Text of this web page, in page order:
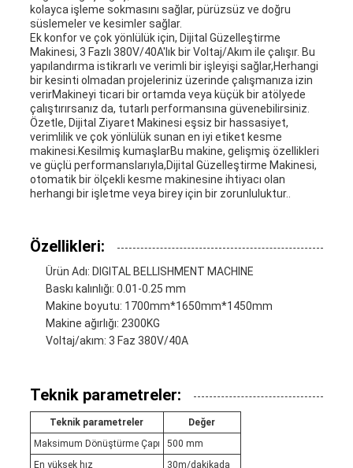
kolayca işleme sokmasını sağlar, pürüzsüz ve doğru
süslemeler ve kesimler sağlar.
Ek konfor ve çok yönlülük için, Dijital Güzelleştirme
Makinesi, 3 Fazlı 380V/40A'lık bir Voltaj/Akım ile çalışır. Bu
yapılandırma istikrarlı ve verimli bir işleyişi sağlar,Herhangi
bir kesinti olmadan projeleriniz üzerinde çalışmanıza izin
verirMakineyi ticari bir ortamda veya küçük bir atölyede
çalıştırırsanız da, tutarlı performansına güvenebilirsiniz.
Özetle, Dijital Ziyaret Makinesi eşsiz bir hassasiyet,
verimlilik ve çok yönlülük sunan en iyi etiket kesme
makinesi.Kesilmiş kumaşlarBu makine, gelişmiş özellikleri
ve güçlü performanslarıyla,Dijital Güzelleştirme Makinesi,
otomatik bir ölçekli kesme makinesine ihtiyacı olan
herhangi bir işletme veya birey için bir zorunluluktur..
Özellikleri:
Ürün Adı: DIGITAL BELLISHMENT MACHINE
Baskı kalınlığı: 0.01-0.25 mm
Makine boyutu: 1700mm*1650mm*1450mm
Makine ağırlığı: 2300KG
Voltaj/akım: 3 Faz 380V/40A
Teknik parametreler:
Teknik parametreler
Değer
Maksimum Dönüştürme Çapı
500 mm
En yüksek hız
30m/dakikada